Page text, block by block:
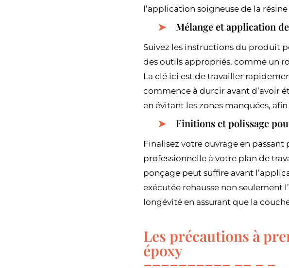
l’application soigneuse de la
Mélange et application
Suivez les instructions du produit
des outils appropriés, comme un
La clé ici est de travailler
commence à durcir avant d’avoir
en évitant les zones manquées,
Finitions et polissage
Finalisez votre ouvrage en
professionnelle à votre plan de
ponçage peut suffire avant
exécutée rehausse non seulement
longévité en assurant que la
Les précautions à
époxy